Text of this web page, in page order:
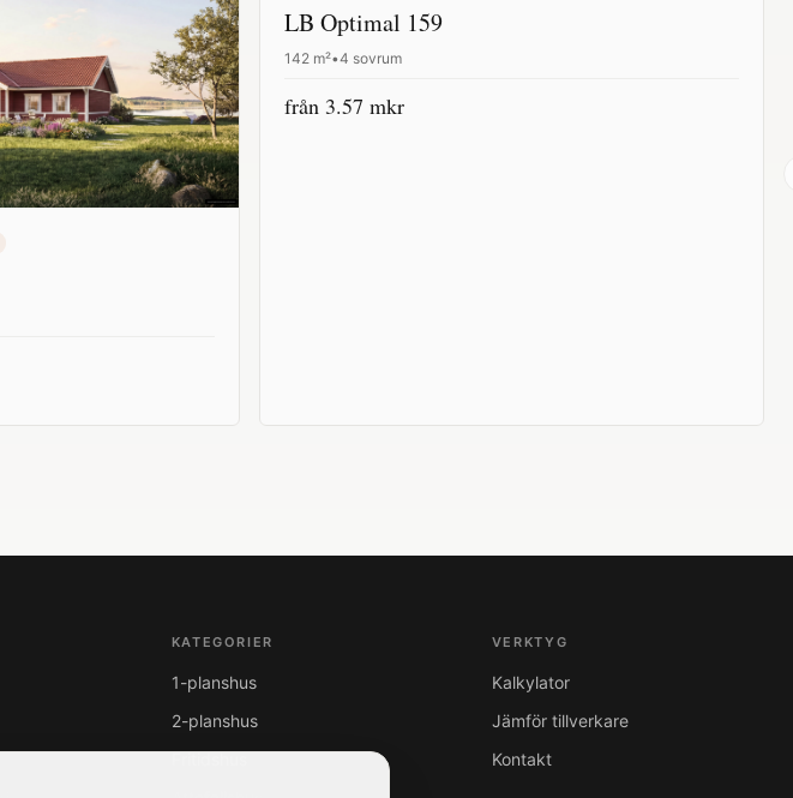
LB Optimal 159
142m²•4 sovrum
från 3.57 mkr
KATEGORIER
1-planshus
2-planshus
VERKTYG
Kalkylator
Jämför tillverkare
Kontakt